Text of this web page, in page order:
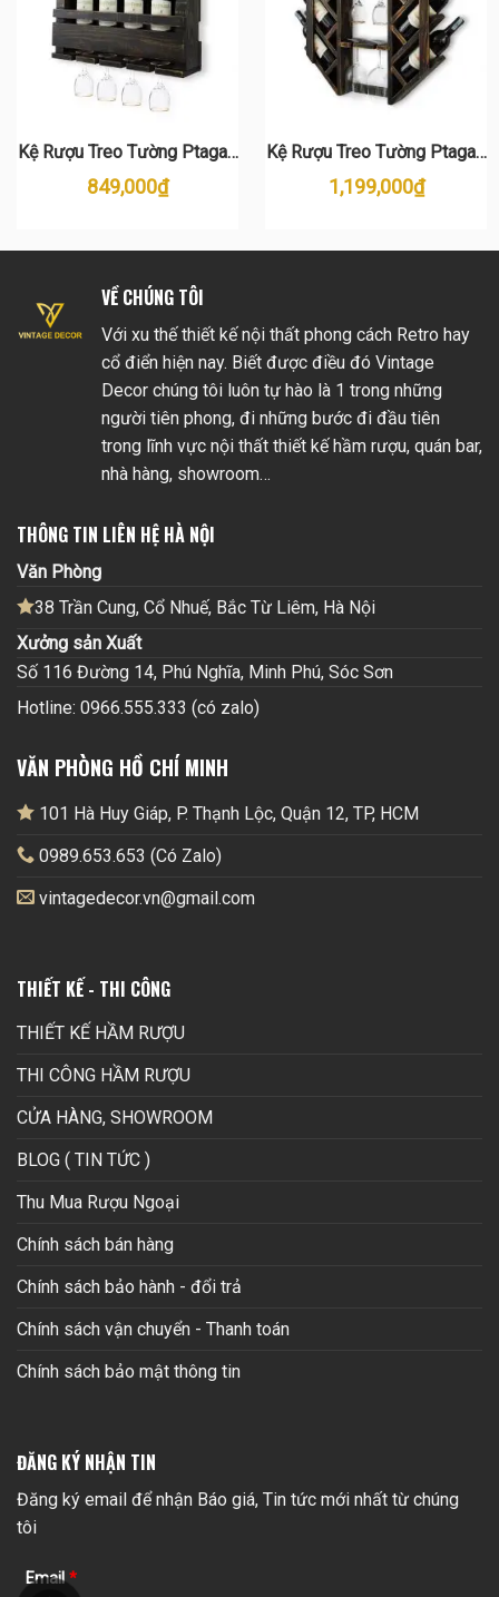
Kệ Rượu Treo Tường Ptagas
KR20
849,000₫
Kệ Rượu Treo Tường Ptagas
KR22
1,199,000₫
VỀ CHÚNG TÔI
Với xu thế thiết kế nội thất phong cách Retro hay
cổ điển hiện nay. Biết được điều đó Vintage
Decor chúng tôi luôn tự hào là 1 trong những
người tiên phong, đi những bước đi đầu tiên
trong lĩnh vực nội thất thiết kế hầm rượu, quán bar,
nhà hàng, showroom…
THÔNG TIN LIÊN HỆ HÀ NỘI
Văn Phòng
38 Trần Cung, Cổ Nhuế, Bắc Từ Liêm, Hà Nội
Xưởng sản Xuất
Số 116 Đường 14, Phú Nghĩa, Minh Phú, Sóc Sơn
Hotline: 0966.555.333 (có zalo)
VĂN PHÒNG HỒ CHÍ MINH
101 Hà Huy Giáp, P. Thạnh Lộc, Quận 12, TP, HCM
0989.653.653 (Có Zalo)
vintagedecor.vn@gmail.com
THIẾT KẾ - THI CÔNG
THIẾT KẾ HẦM RƯỢU
THI CÔNG HẦM RƯỢU
CỬA HÀNG, SHOWROOM
BLOG ( TIN TỨC )
Thu Mua Rượu Ngoại
Chính sách bán hàng
Chính sách bảo hành - đổi trả
Chính sách vận chuyển - Thanh toán
Chính sách bảo mật thông tin
ĐĂNG KÝ NHẬN TIN
Đăng ký email để nhận Báo giá, Tin tức mới nhất từ chúng
tôi
Email*